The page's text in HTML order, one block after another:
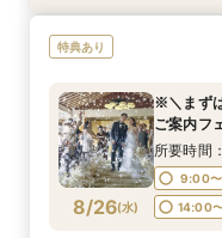
8/25(火)
◆こだわ
9:00〜
14:00〜
8/25(火)
※＼まず
9:00〜
14:00〜
特典あり
8/26(水)
※＼まず
ご案内フ
所要時間
9:00〜
14:00